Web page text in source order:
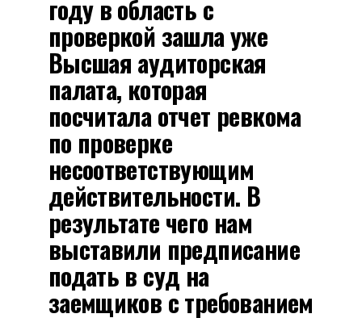
году в область с
проверкой зашла уже
Высшая аудиторская
палата, которая
посчитала отчет ревкома
по проверке
несоответствующим
действительности. В
результате чего нам
выставили предписание
подать в суд на
заемщиков с требованием